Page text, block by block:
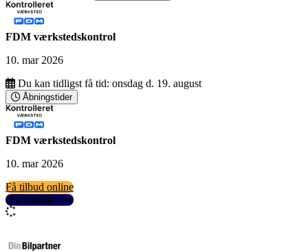
FDM værkstedskontrol
10. mar 2026
Du kan tidligst få tid: onsdag d. 19. august
Åbningstider
FDM værkstedskontrol
10. mar 2026
Få tilbud online
Se detaljer